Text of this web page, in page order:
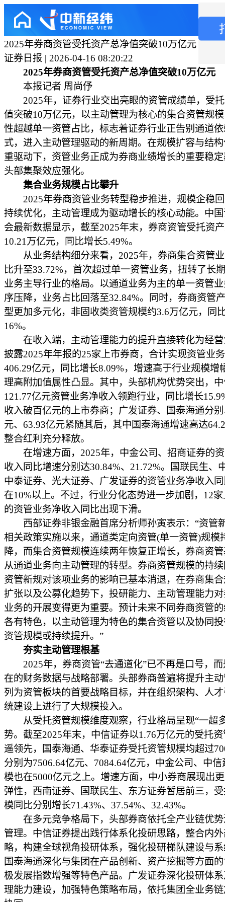
2025年券商资管受托资产总净值突破10万亿元
证券日报 | 2026-04-16 08:20:22
2025年券商资管受托资产总净值突破10万亿
本报记者 周尚伃
2025年，证券行业交出亮眼的资管成绩单，受
值突破10万亿元，以主动管理为核心的集合资管规
性超越单一资管占比，标志着证券行业正告别通道
式，进入主动管理驱动的新周期。在规模扩容与结
重驱动下，资管业务正成为券商业绩增长的重要稳
头部集聚效应强化。
集合业务规模占比攀升
2025年券商资管业务转型稳步推进，规模企稳
持续优化，主动管理成为驱动增长的核心动能。中
会最新数据显示，截至2025年末，券商资管受托资
10.21万亿元，同比增长5.49%。
从业务结构细分来看，2025年，券商集合资管
比升至33.72%，首次超过单一资管业务，扭转了长
业务主导行业的格局。以通道业务为主的单一资管
序压降，业务占比回落至32.84%。同时，券商资管
型更加多元化，非固收类资管规模约3.6万亿元，同
16%。
在收入端，主动管理能力的提升直接转化为经营
披露2025年年报的25家上市券商，合计实现资管业
406.29亿元，同比增长8.09%，增速高于行业规模增
理高附加值属性凸显。其中，头部机构优势突出，
121.77亿元资管业务净收入领跑行业，同比增长
收入破百亿元的上市券商；广发证券、国泰海通分
元、63.93亿元紧随其后，其中国泰海通增速高达
整合红利充分释放。
在增速方面，2025年，中金公司、招商证券的
收入同比增速分别达30.84%、21.72%。国联民生、
中泰证券、光大证券、广发证券的资管业务净收入
在10%以上。不过，行业分化态势进一步加剧，12
的资管业务净收入同比出现下滑。
西部证券非银金融首席分析师孙寅表示：“资管
相关政策实施以来，通道类定向资管(单一资管)规模
降，而集合资管规模连续两年恢复正增长，券商资
从通道业务向主动管理的转型。券商资管规模的持
资管新规对该项业务的影响已基本消退，在券商集
扩张以及公募化趋势下，投研能力、主动管理能力
业务的开展变得更为重要。预计未来不同券商资管
各有特色，以主动管理为特色的集合资管以及协同
资管规模或持续提升。”
夯实主动管理根基
2025年，券商资管“去通道化”已不再是口号，而
在的财务数据与战略部署。头部券商普遍将提升主
列为资管板块的首要战略目标，并在组织架构、人
统建设上进行了大规模投入。
从受托资管规模维度观察，行业格局呈现“一超
势。截至2025年末，中信证券以1.76万亿元的受托
遥领先，国泰海通、华泰证券受托资管规模均超过
分别为7506.64亿元、7084.64亿元，中金公司、中
模也在5000亿元之上。增速方面，中小券商展现出
弹性，西南证券、国联民生、东方证券暂居前三，
模同比分别增长71.43%、37.54%、32.43%。
在多元竞争格局下，头部券商依托全产业链优势
管理。中信证券提出践行体系化投研思路，整合内
略，构建全球视角投研体系，强化投研梯队建设与
国泰海通深化与集团在产品创新、资产挖掘等方面
极发展指数增强等特色产品。广发证券深化投研体
理能力建设，加强特色策略布局，依托集团全业务